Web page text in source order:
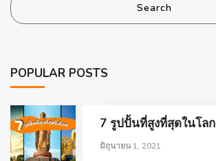
Search
POPULAR POSTS
7 รูปปั้นที่สูงที่สุดในโลก
มิถุนายน 1, 2021